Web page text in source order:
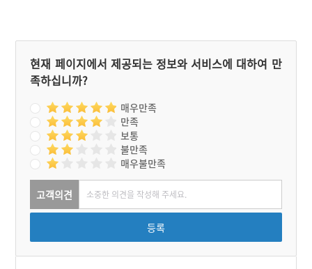
현재 페이지에서 제공되는 정보와 서비스에 대하여 만
족하십니까?
매우만족
만족
보통
불만족
매우불만족
고객의견
등록